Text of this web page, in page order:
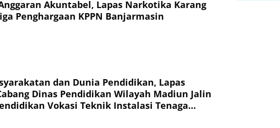
Akuntabel, Lapas Narkotika Karang
Penghargaan KPPN Banjarmasin
dan Dunia Pendidikan, Lapas
Dinas Pendidikan Wilayah Madiun Jalin
Vokasi Teknik Instalasi Tenaga
Binaan